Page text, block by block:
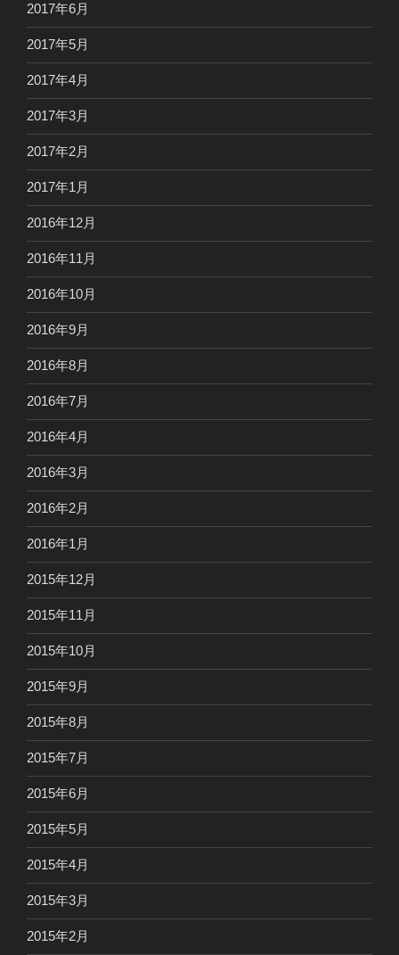
2017年6月
2017年5月
2017年4月
2017年3月
2017年2月
2017年1月
2016年12月
2016年11月
2016年10月
2016年9月
2016年8月
2016年7月
2016年4月
2016年3月
2016年2月
2016年1月
2015年12月
2015年11月
2015年10月
2015年9月
2015年8月
2015年7月
2015年6月
2015年5月
2015年4月
2015年3月
2015年2月